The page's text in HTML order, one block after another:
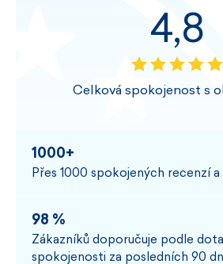
4,8
Celková spokojenost s
1000+
Přes 1000 spokojených recenzí a
98 %
Zákazníků doporučuje podle
spokojenosti za posledních 90